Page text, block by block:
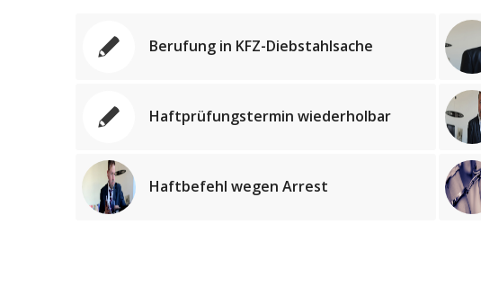
Berufung in KFZ-Diebstahlsache
Haftprüfungstermin wiederholbar
Haftbefehl wegen Arrest